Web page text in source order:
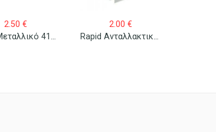
2.50€ 2.00€